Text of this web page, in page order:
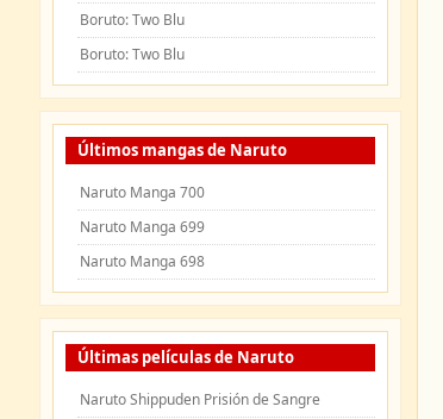
Boruto: Two Blu
Boruto: Two Blu
Últimos mangas de Naruto
Naruto Manga 700
Naruto Manga 699
Naruto Manga 698
Últimas películas de Naruto
Naruto Shippuden Prisión de Sangre